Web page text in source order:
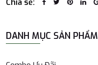
DANH MỤC SẢN PHẨM